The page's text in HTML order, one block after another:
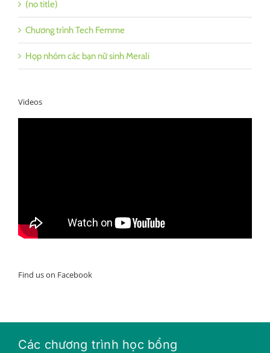
(no title)
Chương trình Tech Femme
Họp nhóm các bạn nữ sinh Merali
Videos
Find us on Facebook
Các chương trình học bổng